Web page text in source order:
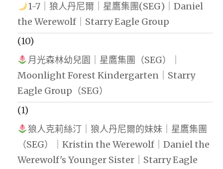
1-7｜狼人丹尼爾｜星鷹集團(SEG)｜Daniel
the Werewolf｜Starry Eagle Group
(10)
月光森林幼兒園｜星鷹集團（SEG）｜
Moonlight Forest Kindergarten｜Starry
Eagle Group（SEG）
(1)
狼人克莉絲汀｜狼人丹尼爾的妹妹｜星鷹集團
（SEG）｜Kristin the Werewolf｜Daniel the
Werewolf's Younger Sister｜Starry Eagle